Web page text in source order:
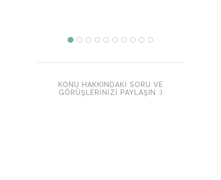
KONU HAKKINDAKI SORU VE
GÖRÜŞLERINIZI PAYLAŞIN :)